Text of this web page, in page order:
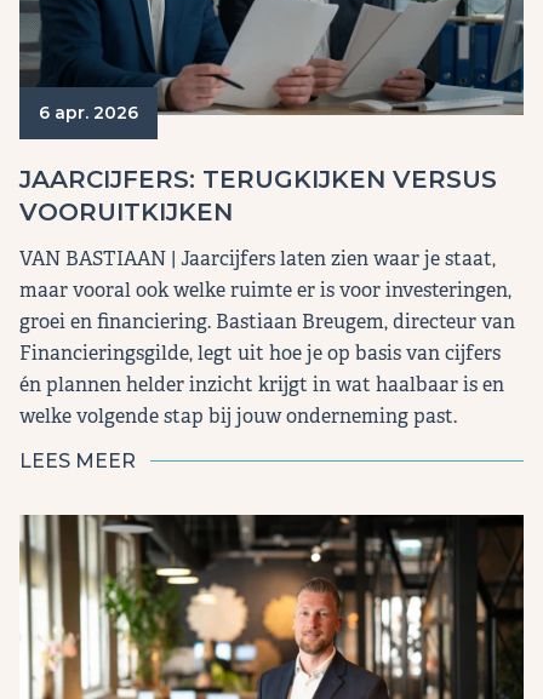
6 apr. 2026
JAARCIJFERS: TERUGKIJKEN VERSUS
VOORUITKIJKEN
VAN BASTIAAN | Jaarcijfers laten zien waar je staat,
maar vooral ook welke ruimte er is voor investeringen,
groei en financiering. Bastiaan Breugem, directeur van
Financieringsgilde, legt uit hoe je op basis van cijfers
én plannen helder inzicht krijgt in wat haalbaar is en
welke volgende stap bij jouw onderneming past.
LEES MEER